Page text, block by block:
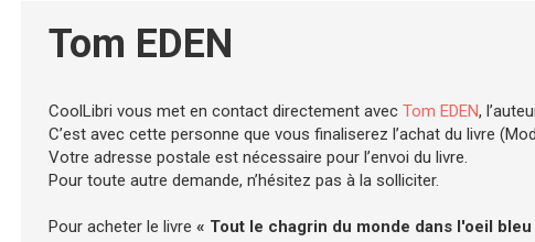
Tom EDEN
CoolLibri vous met en contact directement avec Tom EDEN,
C’est avec cette personne que vous finaliserez l’achat du livre
Votre adresse postale est nécessaire pour l’envoi du livre.
Pour toute autre demande, n’hésitez pas à la solliciter.
Pour acheter le livre « Tout le chagrin du monde dans l'oeil bleu